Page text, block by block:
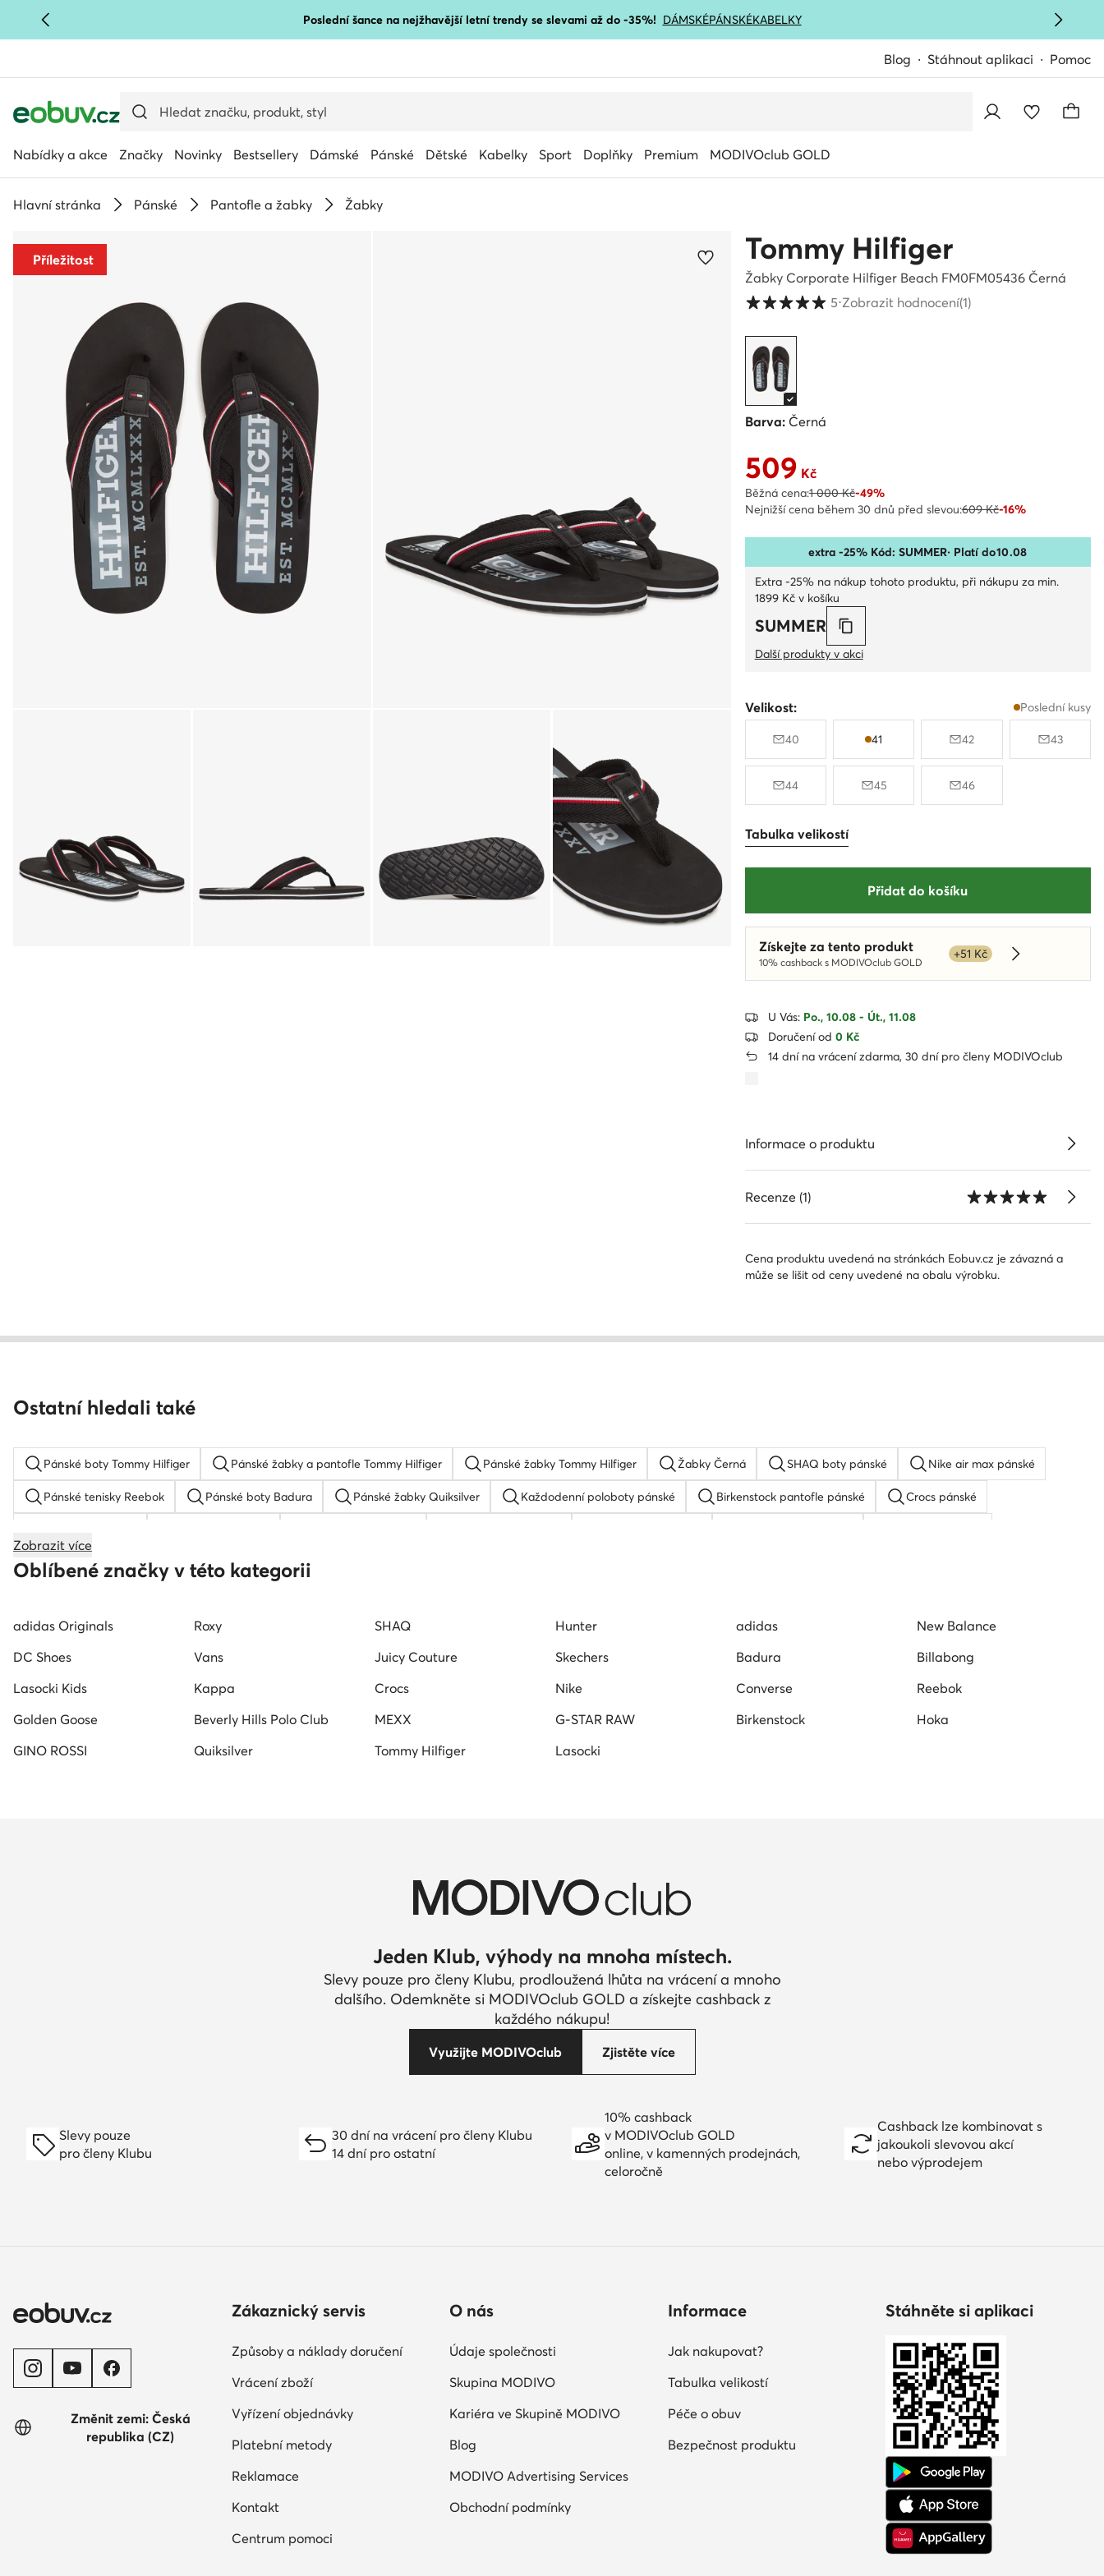
PŘEJÍT NA HLAVNÍ OBSAH Poslední šance na nejžhavější letní trendy se slevami až do -35%! DÁMSKÉPÁNSKÉKABELKY
Blog Stáhnout aplikaci Pomoc
Nabídky a akce Značky Novinky Bestsellery Dámské Pánské Dětské Kabelky Sport Doplňky Premium MODIVOclub GOLD
Hlavní stránka Pánské Pantofle a žabky Žabky
Příležitost Tommy Hilfiger
Žabky Corporate Hilfiger Beach FM0FM05436 Černá
Hodnocení zákazníků ve škále 1 až 5
5⋅Zobrazit hodnocení(1)
Barva:Černá
Aktuální cena 509 Kč
509 Kč
Běžná cena:1 000 Kč-49%
Nejnižší cena během 30 dnů před slevou:609 Kč-16%
extra -25% Kód: SUMMER· Platí do10.08
Extra -25% na nákup tohoto produktu, při nákupu za min.
1899 Kč v košíku
SUMMER
Další produkty v akci
Velikost: Poslední kusy
40 41 42 43
44 45 46
Tabulka velikostí
Přidat do košíku
Získejte za tento produkt
10% cashback s MODIVOclub GOLD
+51 Kč
Dowiedz się
U Vás: Po., 10.08 - Út., 11.08
Doručení od 0 Kč
14 dní na vrácení zdarma, 30 dní pro členy MODIVOclub
Informace o produktu
Recenze (1)
Cena produktu uvedená na stránkách Eobuv.cz je závazná a
může se lišit od ceny uvedené na obalu výrobku.
Ostatní hledali také
Pánské boty Tommy Hilfiger Pánské žabky a pantofle Tommy Hilfiger Pánské žabky Tommy Hilfiger Žabky Černá SHAQ boty pánské Nike air max pánské
Pánské tenisky Reebok Pánské boty Badura Pánské žabky Quiksilver Každodenní poloboty pánské Birkenstock pantofle pánské Crocs pánské
Boty DC Shoes pánské Converse boty pánské
Zobrazit více
Oblíbené značky v této kategorii
adidas Originals Roxy SHAQ Hunter adidas
New Balance
DC Shoes
Vans Juicy Couture Skechers Badura
Billabong
Lasocki Kids
Kappa Crocs Nike Converse
Reebok
Golden Goose
Beverly Hills Polo Club MEXX G-STAR RAW Birkenstock
Hoka
GINO ROSSI
Quiksilver Tommy Hilfiger Lasocki
Jeden Klub, výhody na mnoha místech.
Slevy pouze pro členy Klubu, prodloužená lhůta na vrácení a mnoho
dalšího. Odemkněte si MODIVOclub GOLD a získejte cashback z
každého nákupu!
Využijte MODIVOclub Zjistěte více
Slevy pouze
pro členy Klubu
30 dní na vrácení pro členy Klubu
14 dní pro ostatní
10% cashback
v MODIVOclub GOLD
online, v kamenných prodejnách,
celoročně
Cashback lze kombinovat s
jakoukoli slevovou akcí
nebo výprodejem
Změnit zemi: Česká
republika (CZ)
Zákaznický servis
Způsoby a náklady doručení
Vrácení zboží
Vyřízení objednávky
Platební metody
Reklamace
Kontakt
Centrum pomoci
O nás
Údaje společnosti
Skupina MODIVO
Kariéra ve Skupině MODIVO
Blog
MODIVO Advertising Services
Obchodní podmínky
Informace
Jak nakupovat?
Tabulka velikostí
Péče o obuv
Bezpečnost produktu
Stáhněte si aplikaci